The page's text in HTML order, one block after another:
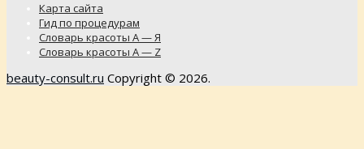
Карта сайта
Гид по процедурам
Словарь красоты А — Я
Словарь красоты A — Z
beauty-consult.ru Copyright © 2026.